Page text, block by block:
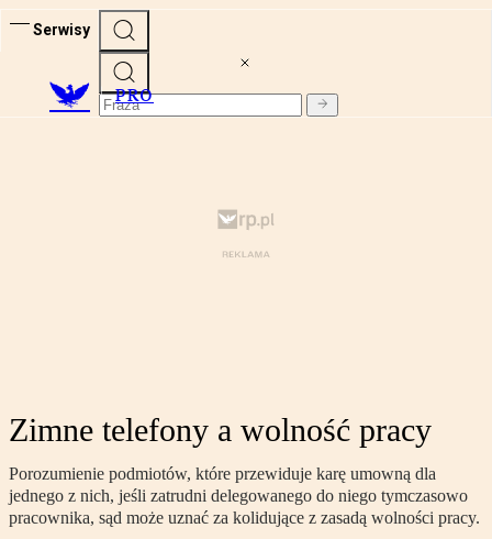
Serwisy
PRO
Zimne telefony a wolność pracy
Porozumienie podmiotów, które przewiduje karę umowną dla
jednego z nich, jeśli zatrudni delegowanego do niego tymczasowo
pracownika, sąd może uznać za kolidujące z zasadą wolności pracy.